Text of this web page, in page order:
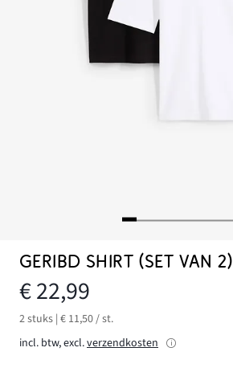
GERIBD SHIRT (SET VAN 2)
€ 22,99
2 stuks | € 11,50 / st.
incl. btw, excl.verzendkosten